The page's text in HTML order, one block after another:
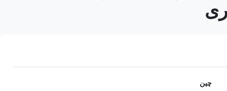
چین